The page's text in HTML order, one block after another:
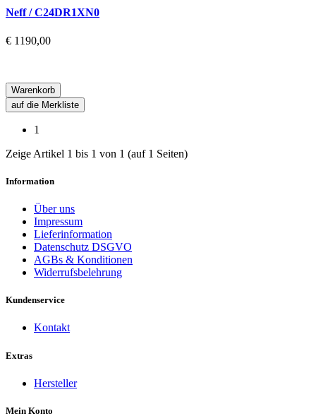
Neff / C24DR1XN0
€ 1190,00
Warenkorb
auf die Merkliste
1
Zeige Artikel 1 bis 1 von 1 (auf 1 Seiten)
Information
Über uns
Impressum
Lieferinformation
Datenschutz DSGVO
AGBs & Konditionen
Widerrufsbelehrung
Kundenservice
Kontakt
Extras
Hersteller
Mein Konto